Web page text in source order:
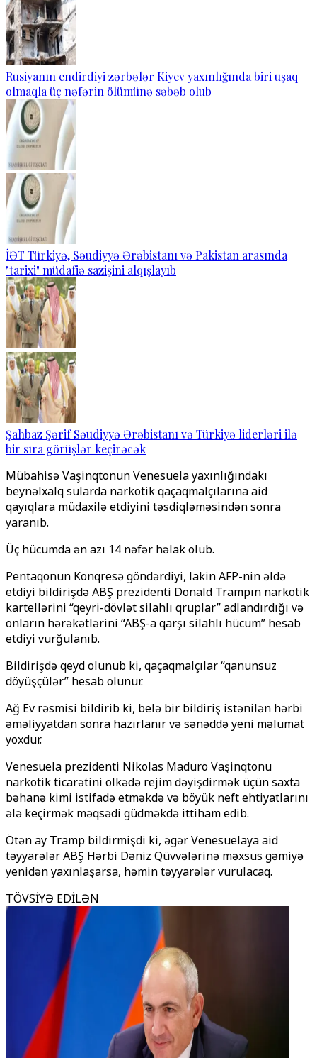
Rusiyanın endirdiyi zərbələr Kiyev yaxınlığında biri uşaq
olmaqla üç nəfərin ölümünə səbəb olub
İƏT Türkiyə, Səudiyyə Ərəbistanı və Pakistan arasında
"tarixi" müdafiə sazişini alqışlayıb
Şahbaz Şərif Səudiyyə Ərəbistanı və Türkiyə liderləri ilə
bir sıra görüşlər keçirəcək
Mübahisə Vaşinqtonun Venesuela yaxınlığındakı
beynəlxalq sularda narkotik qaçaqmalçılarına aid
qayıqlara müdaxilə etdiyini təsdiqləməsindən sonra
yaranıb.
Üç hücumda ən azı 14 nəfər həlak olub.
Pentaqonun Konqresə göndərdiyi, lakin AFP-nin əldə
etdiyi bildirişdə ABŞ prezidenti Donald Trampın narkotik
kartellərini “qeyri-dövlət silahlı qruplar” adlandırdığı və
onların hərəkətlərini “ABŞ-a qarşı silahlı hücum” hesab
etdiyi vurğulanıb.
Bildirişdə qeyd olunub ki, qaçaqmalçılar “qanunsuz
döyüşçülər” hesab olunur.
Ağ Ev rəsmisi bildirib ki, belə bir bildiriş istənilən hərbi
əməliyyatdan sonra hazırlanır və sənəddə yeni məlumat
yoxdur.
Venesuela prezidenti Nikolas Maduro Vaşinqtonu
narkotik ticarətini ölkədə rejim dəyişdirmək üçün saxta
bəhanə kimi istifadə etməkdə və böyük neft ehtiyatlarını
ələ keçirmək məqsədi güdməkdə ittiham edib.
Ötən ay Tramp bildirmişdi ki, əgər Venesuelaya aid
təyyarələr ABŞ Hərbi Dəniz Qüvvələrinə məxsus gəmiyə
yenidən yaxınlaşarsa, həmin təyyarələr vurulacaq.
TÖVSİYƏ EDİLƏN